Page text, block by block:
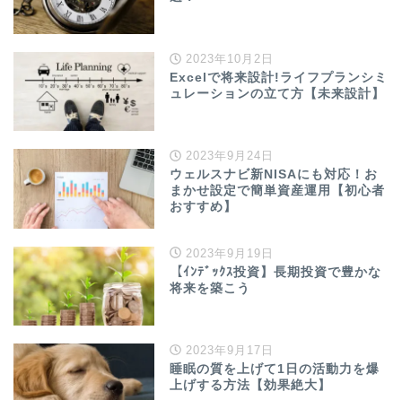
2023年10月2日
Excelで将来設計!ライフプランシミ
ュレーションの立て方【未来設計】
2023年9月24日
ウェルスナビ新NISAにも対応！お
まかせ設定で簡単資産運用【初心者
おすすめ】
2023年9月19日
【ｲﾝﾃﾞｯｸｽ投資】長期投資で豊かな
将来を築こう
2023年9月17日
睡眠の質を上げて1日の活動力を爆
上げする方法【効果絶大】